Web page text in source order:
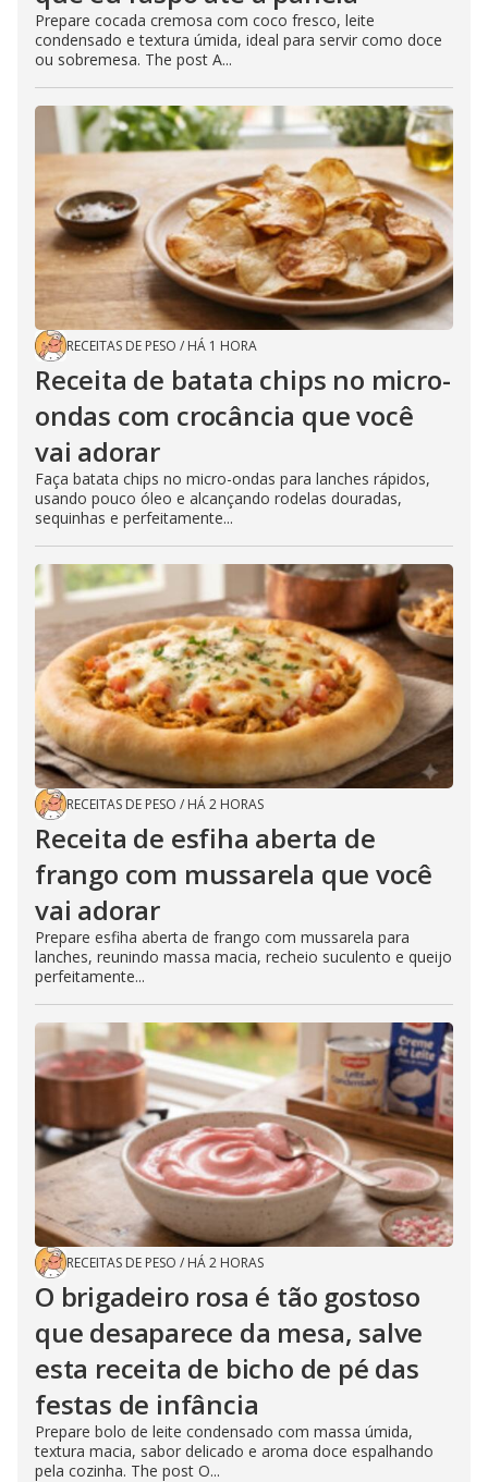
Prepare cocada cremosa com coco fresco, leite
condensado e textura úmida, ideal para servir como doce
ou sobremesa. The post A...
RECEITAS DE PESO / HÁ 1 HORA
Receita de batata chips no micro-
ondas com crocância que você
vai adorar
Faça batata chips no micro-ondas para lanches rápidos,
usando pouco óleo e alcançando rodelas douradas,
sequinhas e perfeitamente...
RECEITAS DE PESO / HÁ 2 HORAS
Receita de esfiha aberta de
frango com mussarela que você
vai adorar
Prepare esfiha aberta de frango com mussarela para
lanches, reunindo massa macia, recheio suculento e queijo
perfeitamente...
RECEITAS DE PESO / HÁ 2 HORAS
O brigadeiro rosa é tão gostoso
que desaparece da mesa, salve
esta receita de bicho de pé das
festas de infância
Prepare bolo de leite condensado com massa úmida,
textura macia, sabor delicado e aroma doce espalhando
pela cozinha. The post O...